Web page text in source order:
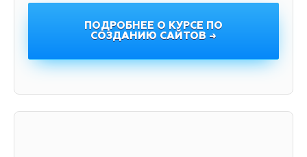
ПОДРОБНЕЕ О КУРСЕ ПО
СОЗДАНИЮ САЙТОВ →